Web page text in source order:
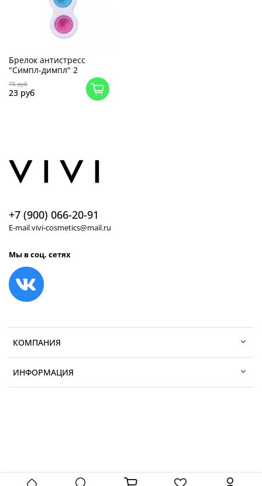
Брелок антистресс
"Симпл-димпл" 2
75 руб
23 руб
КОМПАНИЯ
ИНФОРМАЦИЯ
+7 (900) 066-20-91
E-mail vivi-cosmetics@mail.ru
Мы в соц. сетях